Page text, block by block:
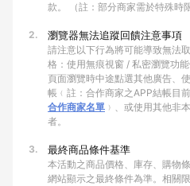
款。 （註：部分商家需於特殊時
2. 瀏覽器無法追蹤回饋注意事項
請注意以下行為將可能導致無法
格：使用無痕視窗 / 私密瀏覽功
頁面瀏覽時中途點選其他廣告、
帳﹙註：合作商家之APP結帳目
合作商家名單 ﹚、或使用其他非
者。
3. 最終商品條件基準
本活動之商品價格、庫存、購物
網站顯示之最終條件為準。相關